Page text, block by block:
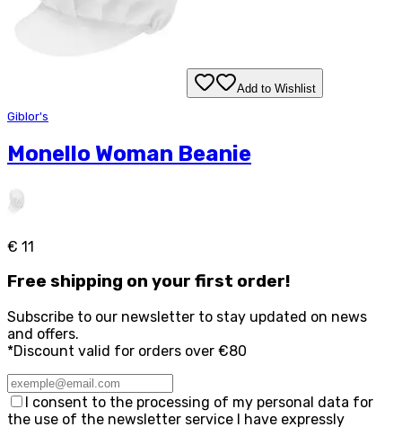
Add to Wishlist
Giblor's
Monello Woman Beanie
€ 11
Free shipping on your first order!
Subscribe to our newsletter to stay updated on news
and offers.
*Discount valid for orders over €80
I consent to the processing of my personal data for
the use of the newsletter service I have expressly